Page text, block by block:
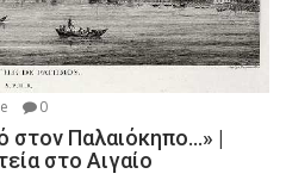
0
στον Παλαιόκηπο…» |
στο Αιγαίο